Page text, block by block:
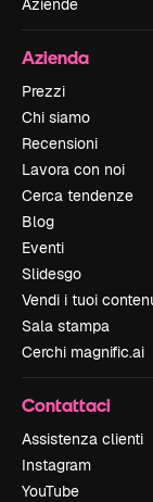
Aziende
Azienda
Prezzi
Chi siamo
Recensioni
Lavora con noi
Cerca tendenze
Blog
Eventi
Slidesgo
Vendi i tuoi
Sala stampa
Cerchi magnific.ai
Contattaci
Assistenza clienti
Instagram
YouTube